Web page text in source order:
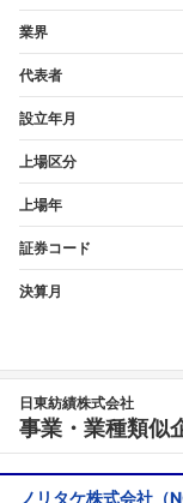
業界
代表者
設立年月
上場区分
上場年
証券コード
決算月
日東紡績株式会社
事業・業種類似
ノリタケ株式会社（